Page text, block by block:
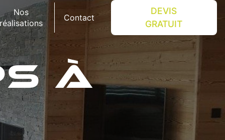
Nos
Contact
DEVIS
GRATUIT
À